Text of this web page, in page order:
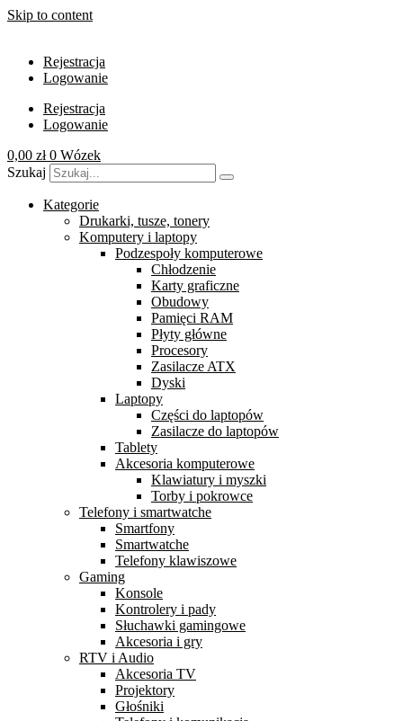
Skip to content
Rejestracja
Logowanie
Rejestracja
Logowanie
0,00 zł 0 Wózek
Szukaj
Kategorie
Drukarki, tusze, tonery
Komputery i laptopy
Podzespoły komputerowe
Chłodzenie
Karty graficzne
Obudowy
Pamięci RAM
Płyty główne
Procesory
Zasilacze ATX
Dyski
Laptopy
Części do laptopów
Zasilacze do laptopów
Tablety
Akcesoria komputerowe
Klawiatury i myszki
Torby i pokrowce
Telefony i smartwatche
Smartfony
Smartwatche
Telefony klawiszowe
Gaming
Konsole
Kontrolery i pady
Słuchawki gamingowe
Akcesoria i gry
RTV i Audio
Akcesoria TV
Projektory
Głośniki